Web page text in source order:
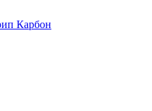
Карбон